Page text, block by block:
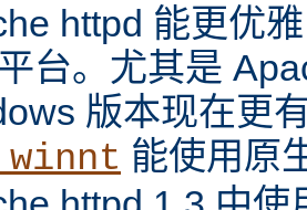
httpd 能更优
台。尤其是
版本现在更
能使用原